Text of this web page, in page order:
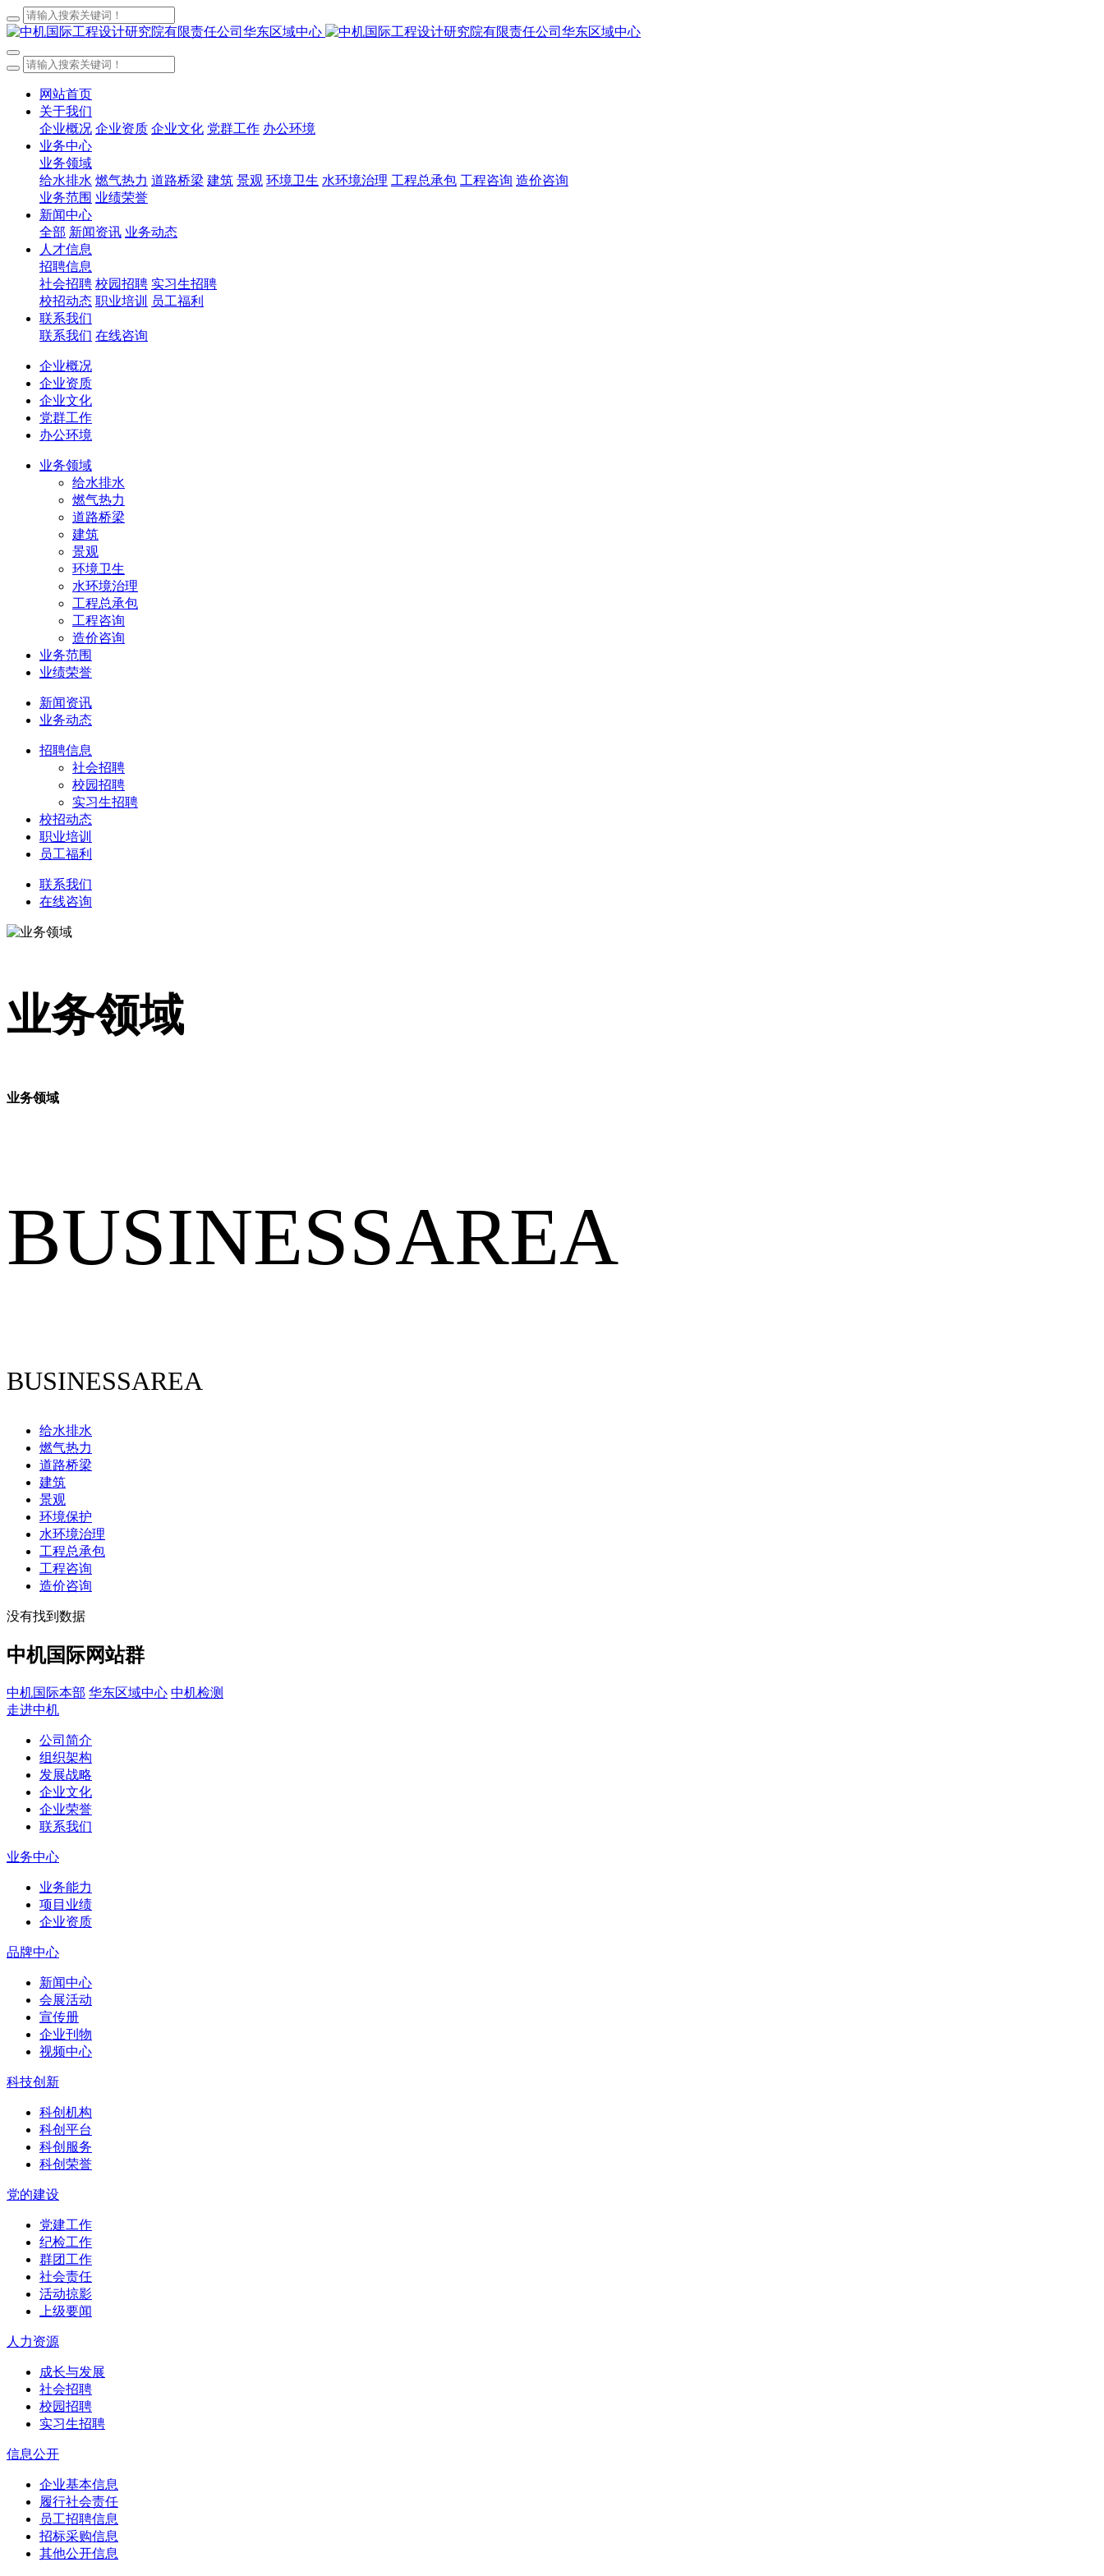
网站首页
关于我们
企业概况 企业资质 企业文化 党群工作 办公环境
业务中心
业务领域
给水排水 燃气热力 道路桥梁 建筑 景观 环境卫生 水环境治理 工程总承包 工程咨询 造价咨询
业务范围 业绩荣誉
新闻中心
全部 新闻资讯 业务动态
人才信息
招聘信息
社会招聘 校园招聘 实习生招聘
校招动态 职业培训
员工福利
联系我们
联系我们 在线咨询
企业概况
企业资质
企业文化
党群工作
办公环境
业务领域
给水排水
燃气热力
道路桥梁
建筑
景观
环境卫生
水环境治理
工程总承包
工程咨询
造价咨询
业务范围
业绩荣誉
新闻资讯
业务动态
招聘信息
社会招聘
校园招聘
实习生招聘
校招动态
职业培训
员工福利
联系我们
在线咨询
业务领域
业务领域
BUSINESSAREA
BUSINESSAREA
给水排水
燃气热力
道路桥梁
建筑
景观
环境保护
水环境治理
工程总承包
工程咨询
造价咨询
没有找到数据
中机国际网站群
中机国际本部 华东区域中心 中机检测
走进中机
公司简介
组织架构
发展战略
企业文化
企业荣誉
联系我们
业务中心
业务能力
项目业绩
企业资质
品牌中心
新闻中心
会展活动
宣传册
企业刊物
视频中心
科技创新
科创机构
科创平台
科创服务
科创荣誉
党的建设
党建工作
纪检工作
群团工作
社会责任
活动掠影
上级要闻
人力资源
成长与发展
社会招聘
校园招聘
实习生招聘
信息公开
企业基本信息
履行社会责任
员工招聘信息
招标采购信息
其他公开信息